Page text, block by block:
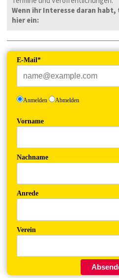
Wenn ihr Interesse daran
hier ein:
E-Mail*
Anmelden Abmelden
Vorname
Nachname
Anrede
Verein